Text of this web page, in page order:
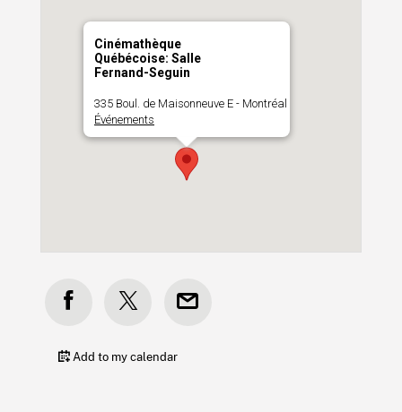
Cinémathèque
Québécoise: Salle
Fernand-Seguin
335 Boul. de Maisonneuve E - Montréal
Événements
Add to my calendar